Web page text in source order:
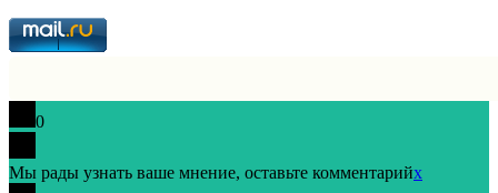
0
Мы рады узнать ваше мнение, оставьте комментарийx